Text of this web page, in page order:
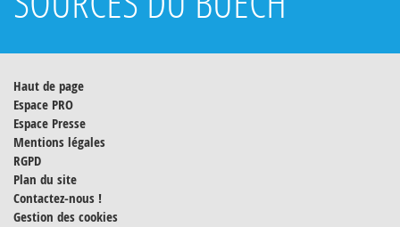
Haut de page
Espace PRO
Espace Presse
Mentions légales
RGPD
Plan du site
Contactez-nous !
Gestion des cookies